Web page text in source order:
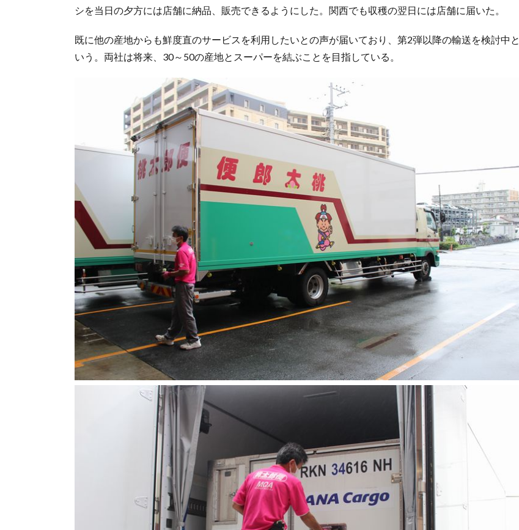
シを当日の夕方には店舗に納品、販売できるようにした。関西でも収穫の翌日には店舗に届いた。
既に他の産地からも鮮度直のサービスを利用したいとの声が届いており、第2弾以降の輸送を検討中と
いう。両社は将来、30～50の産地とスーパーを結ぶことを目指している。